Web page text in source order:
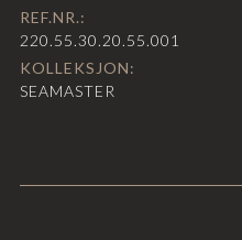
REF.NR.:
220.55.30.20.55.001
KOLLEKSJON:
SEAMASTER